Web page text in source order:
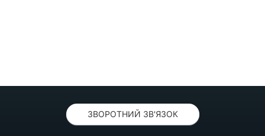
ЗВОРОТНИЙ ЗВ'ЯЗОК